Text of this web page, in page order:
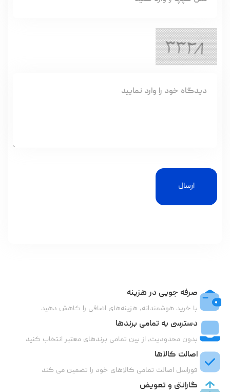
ارسال
صرفه جویی در هزینه
با خرید هوشمندانه، هزینه‌های اضافی را کاهش دهید
دسترسی به تمامی برندها
بدون محدودیت، از بین تمامی برندهای معتبر انتخاب کنید
اصالت کالاها
فوراسل اصالت تمامی کالاهای خود را تضمین می کند
گارانتی و تعویض